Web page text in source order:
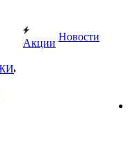
Акции
Новости